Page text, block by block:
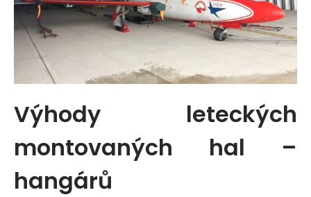
Výhody leteckých
montovaných hal –
hangárů